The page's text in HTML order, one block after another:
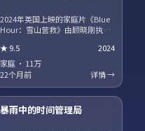
2024年英国上映的家庭片《Blue
Hour：雪山营救》由顾晓刚执
衔主演。跨国追凶贯穿全片，动
作场面利落，文戏同样扎实。站
内提供多清晰度选择，观影体验
稳定流畅。
★9.5
2024
家庭 · 11万
22个月前
详情 →
NEW
13集全
暴雨中的时间管理局